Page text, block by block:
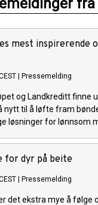
mest inspirerende
Pressemelding
og Landkreditt finne
nytt til å løfte fram
løsninger for lønnsom
for dyr på beite
Pressemelding
det ekstra mye å følge